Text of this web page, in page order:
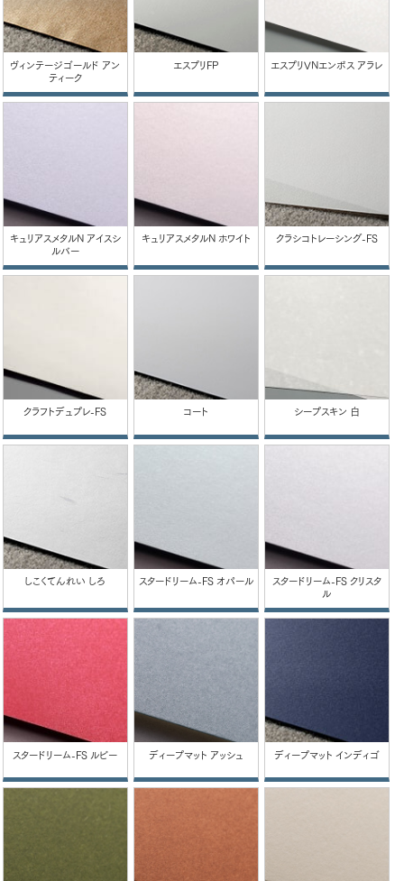
ヴィンテージゴールド アン
ティーク
エスプリFP エスプリVNエンボス アラレ
キュリアスメタルN アイスシ
ルバー
キュリアスメタルN ホワイト クラシコトレーシング-FS
クラフトデュプレ-FS コート シープスキン 白
しこくてんれい しろ スタードリーム-FS オパール
スタードリーム-FS クリスタ
ル
スタードリーム-FS ルビー ディープマット アッシュ ディープマット インディゴ